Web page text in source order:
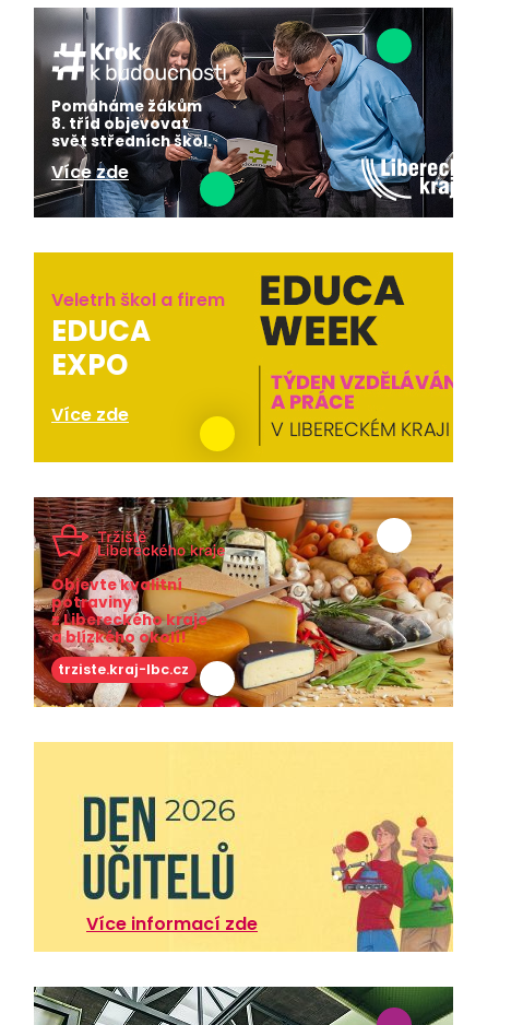
Pomáháme žákům
8. tříd objevovat
svět středních škol.
Více zde
Veletrh škol a firem
EDUCA
EXPO
Více zde
Objevte kvalitní
potraviny
z Libereckého kraje
a blízkého okolí!
trziste.kraj-lbc.cz
Více informací zde